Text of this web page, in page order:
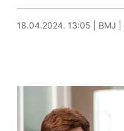
18.04.2024. 13:25
18.04.2024. 13:05 BMJ